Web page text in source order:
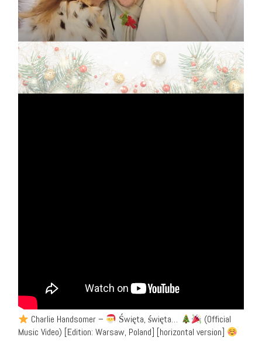
Charlie Handsomer – Święta, święta…
(Official
Music Video) [Edition: Warsaw, Poland] [horizontal version]